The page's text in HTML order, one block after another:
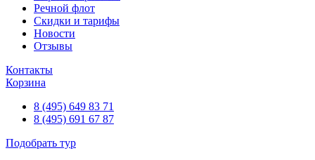
Речной флот
Скидки и тарифы
Новости
Отзывы
Контакты
Корзина
8 (495) 649 83 71
8 (495) 691 67 87
Подобрать тур